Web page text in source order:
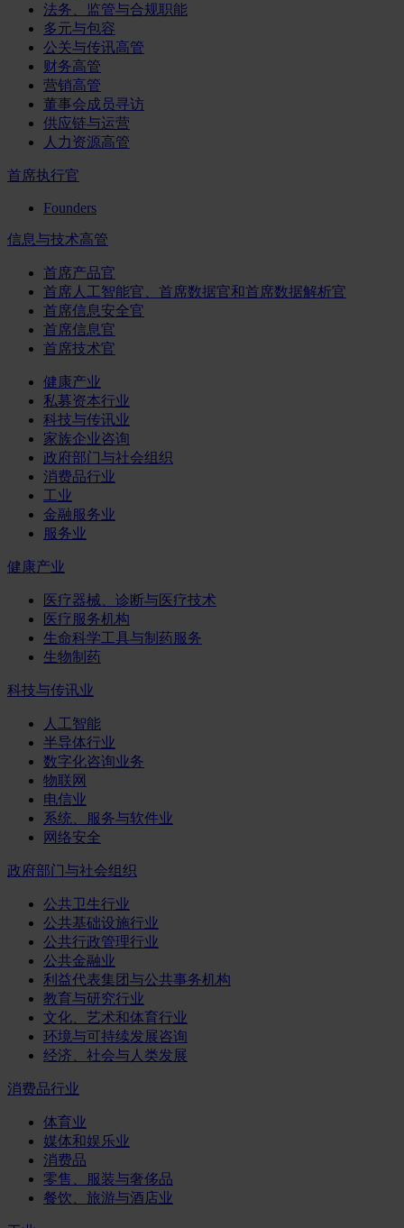
法务、监管与合规职能
多元与包容
公关与传讯高管
财务高管
营销高管
董事会成员寻访
供应链与运营
人力资源高管
首席执行官
Founders
信息与技术高管
首席产品官
首席人工智能官、首席数据官和首席数据解析官
首席信息安全官
首席信息官
首席技术官
健康产业
私募资本行业
科技与传讯业
家族企业咨询
政府部门与社会组织
消费品行业
工业
金融服务业
服务业
健康产业
医疗器械、诊断与医疗技术
医疗服务机构
生命科学工具与制药服务
生物制药
科技与传讯业
人工智能
半导体行业
数字化咨询业务
物联网
电信业
系统、服务与软件业
网络安全
政府部门与社会组织
公共卫生行业
公共基础设施行业
公共行政管理行业
公共金融业
利益代表集团与公共事务机构
教育与研究行业
文化、艺术和体育行业
环境与可持续发展咨询
经济、社会与人类发展
消费品行业
体育业
媒体和娱乐业
消费品
零售、服装与奢侈品
餐饮、旅游与酒店业